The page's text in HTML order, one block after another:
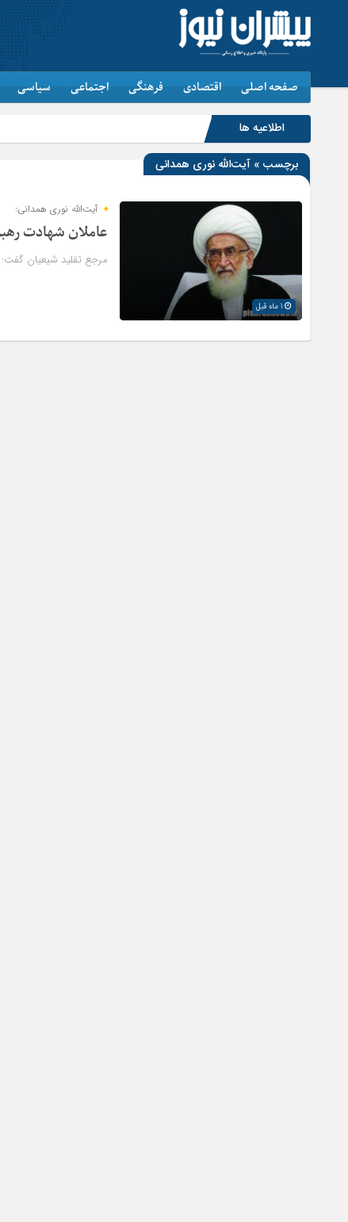
صفحه اصلی اقتصادی فرهنگی اجتماعی سیاسی
اطلاعیه ها
برچسب » آیت‌الله نوری همدانی
آیت‌الله نوری همدانی:
عاملان شهادت
مرجع تقلید شیعیان